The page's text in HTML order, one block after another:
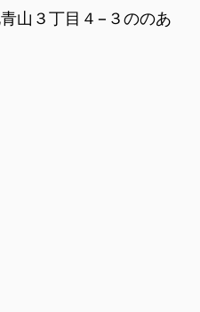
山３丁目４−３ののあ